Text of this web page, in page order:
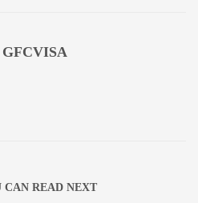
GFCVISA
CAN READ NEXT